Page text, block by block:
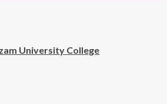
University College